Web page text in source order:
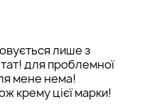
лише з
для проблемної
мене нема!
крему цієї марки!